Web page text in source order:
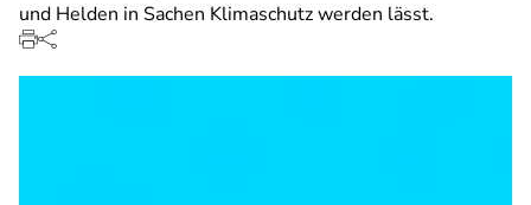
und Helden in Sachen Klimaschutz werden lässt.